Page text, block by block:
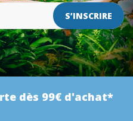
S’INSCRIRE
dès 99€ d'achat*